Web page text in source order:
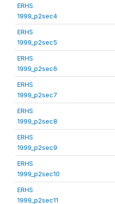
ERHS
1999_p2sec4
ERHS
1999_p2sec5
ERHS
1999_p2sec6
ERHS
1999_p2sec7
ERHS
1999_p2sec8
ERHS
1999_p2sec9
ERHS
1999_p2sec10
ERHS
1999_p2sec11